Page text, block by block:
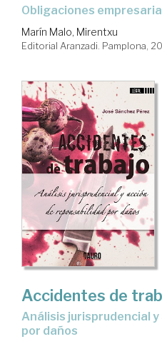
obligaciones
Marín Malo, Mirentxu
Editorial Aranzadi. Pamplona,
Accidentes de
análisis jurisprudencial y acción de responsabilidad
por daños